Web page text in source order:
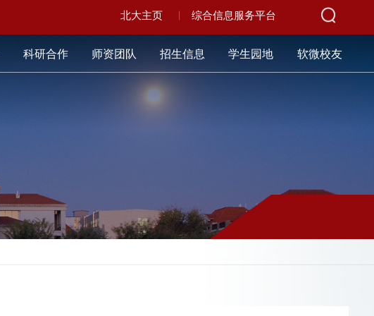
北大主页 综合信息服务平台
科研合作 师资团队 招生信息 学生园地 软微校友